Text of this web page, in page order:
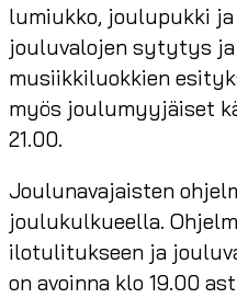
lumiukko, joulupukki
jouluvalojen sytytys
musiikkiluokkien
myös joulumyyjäiset
21.00.
Joulunavajaisten
joulukulkueella.
ilotulitukseen ja
on avoinna klo 19.00